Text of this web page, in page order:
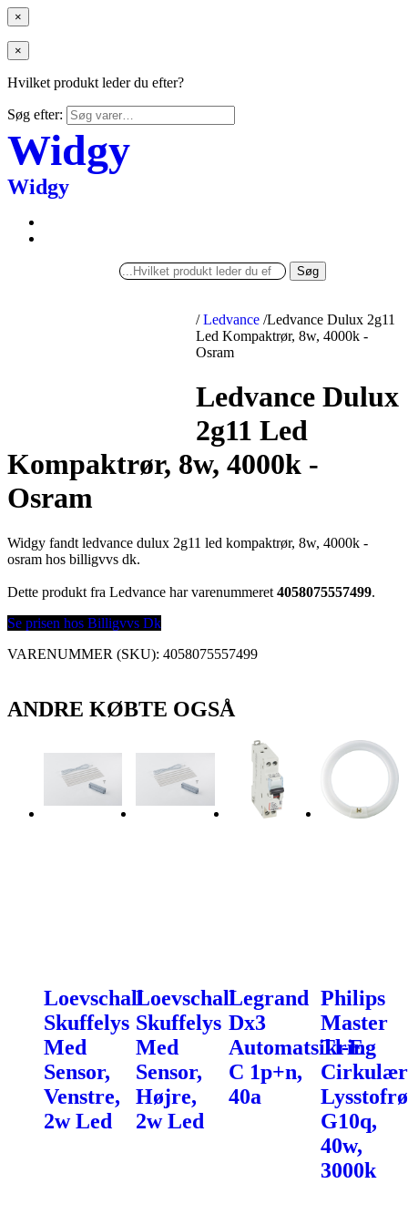
×
×
Hvilket produkt leder du efter?
Søg efter:
Widgy
Widgy
Søg
/ Ledvance /Ledvance Dulux 2g11
Led Kompaktrør, 8w, 4000k -
Osram
Ledvance Dulux
2g11 Led
Kompaktrør, 8w, 4000k -
Osram
Widgy fandt ledvance dulux 2g11 led kompaktrør, 8w, 4000k -
osram hos billigvvs dk.
Dette produkt fra Ledvance har varenummeret 4058075557499.
Se prisen hos Billigvvs Dk
VARENUMMER (SKU): 4058075557499
ANDRE KØBTE OGSÅ
Loevschall
Skuffelys
Med
Sensor,
Venstre,
2w Led
Loevschall
Skuffelys
Med
Sensor,
Højre,
2w Led
Legrand
Dx3
Automatsikring
C 1p+n,
40a
Philips
Master
Tl-E
G10q,
40w,
3000k